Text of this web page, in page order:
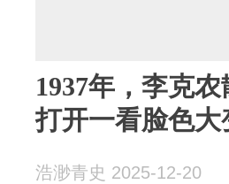
1937年，李克
打开一看脸色大
浩渺青史 2025-12-20